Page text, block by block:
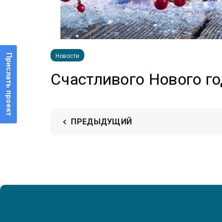
Новости
Счастливого Нового
ПРЕДЫДУЩИЙ
Прислать проект